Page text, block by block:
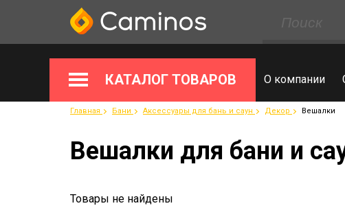
КАТАЛОГ ТОВАРОВ О компании
Главная Бани Аксессуары для бань и саун Декор Вешалки
Вешалки для бани и
Товары не найдены